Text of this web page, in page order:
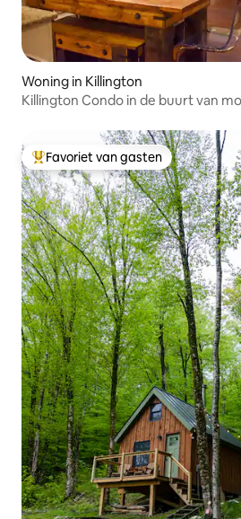
Woning in Killington
Killington Condo in de buurt van
Topfavoriet van gasten
Favoriet van gasten